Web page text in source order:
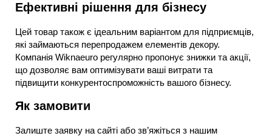
Ефективні рішення для бізнесу
Цей товар також є ідеальним варіантом для підприємців,
які займаються перепродажем елементів декору.
Компанія Wiknaeuro регулярно пропонує знижки та акції,
що дозволяє вам оптимізувати ваші витрати та
підвищити конкурентоспроможність вашого бізнесу.
Як замовити
Залиште заявку на сайті або зв’яжіться з нашим